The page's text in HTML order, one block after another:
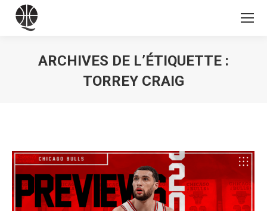
ARCHIVES DE L’ÉTIQUETTE :
TORREY CRAIG